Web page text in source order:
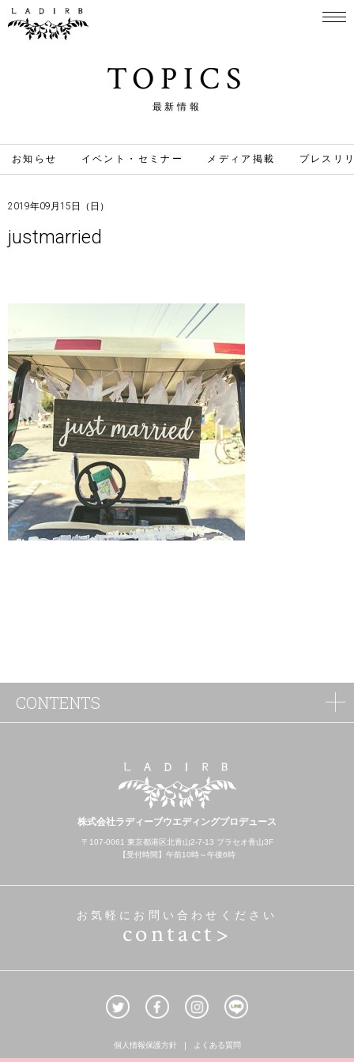
TOPICS
最新情報
お知らせ イベント・セミナー メディア掲載 プレスリ
2019年09月15日（日）
justmarried
株式会社ラディーブウエディングプロデュース
〒107-0061 東京都港区北青山2-7-13 プラセオ青山3F
【受付時間】午前10時～午後6時
お気軽にお問い合わせください
contact>
個人情報保護方針 よくある質問
CONTENTS